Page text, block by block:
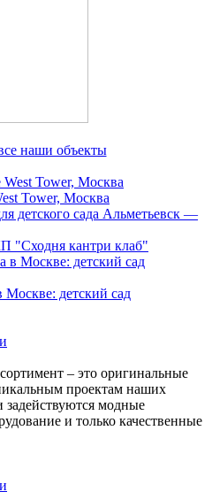
наши объекты
Tower, Москва
Альметьевск —
"Сходня кантри клаб"
Москве: детский сад
– это оригинальные
проектам наших
задействуются модные
и только качественные